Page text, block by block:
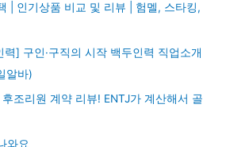
| 인기상품 비교 및 리뷰 | 험멜, 스타킹,
] 구인·구직의 시작 백두인력 직업소개
알바)
조리원 계약 리뷰! ENTJ가 계산해서 골
와요